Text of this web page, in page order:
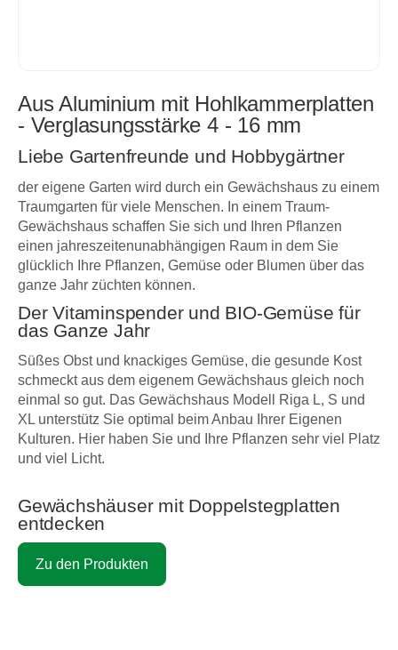
Aus Aluminium mit Hohlkammerplatten
- Verglasungsstärke 4 - 16 mm
Liebe Gartenfreunde und Hobbygärtner
der eigene Garten wird durch ein Gewächshaus zu einem
Traumgarten für viele Menschen. In einem Traum-
Gewächshaus schaffen Sie sich und Ihren Pflanzen
einen jahreszeitenunabhängigen Raum in dem Sie
glücklich Ihre Pflanzen, Gemüse oder Blumen über das
ganze Jahr züchten können.
Der Vitaminspender und BIO-Gemüse für
das Ganze Jahr
Süßes Obst und knackiges Gemüse, die gesunde Kost
schmeckt aus dem eigenem Gewächshaus gleich noch
einmal so gut. Das Gewächshaus Modell Riga L, S und
XL unterstütz Sie optimal beim Anbau Ihrer Eigenen
Kulturen. Hier haben Sie und Ihre Pflanzen sehr viel Platz
und viel Licht.
Gewächshäuser mit Doppelstegplatten
entdecken
Zu den Produkten